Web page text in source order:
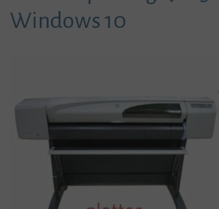
Windows 10